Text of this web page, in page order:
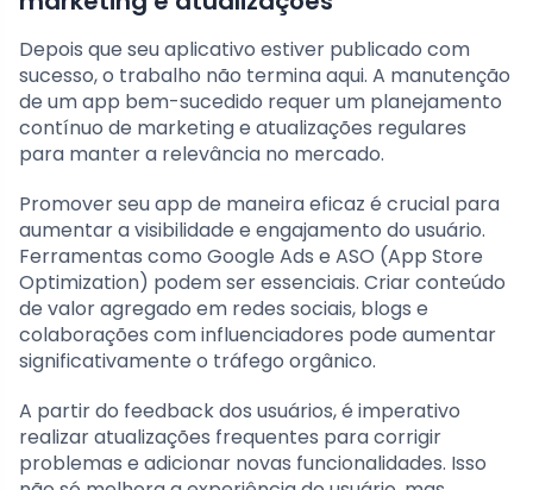
Depois que seu aplicativo estiver publicado com
sucesso, o trabalho não termina aqui. A manutenção
de um app bem-sucedido requer um planejamento
contínuo de marketing e atualizações regulares
para manter a relevância no mercado.
Promover seu app de maneira eficaz é crucial para
aumentar a visibilidade e engajamento do usuário.
Ferramentas como Google Ads e ASO (App Store
Optimization) podem ser essenciais. Criar conteúdo
de valor agregado em redes sociais, blogs e
colaborações com influenciadores pode aumentar
significativamente o tráfego orgânico.
A partir do feedback dos usuários, é imperativo
realizar atualizações frequentes para corrigir
problemas e adicionar novas funcionalidades. Isso